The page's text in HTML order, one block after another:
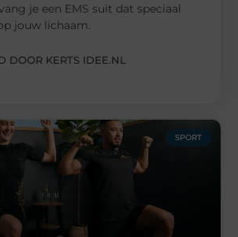
je een EMS suit dat speciaal
jouw lichaam.
DOOR KERTS IDEE.NL
SPORT